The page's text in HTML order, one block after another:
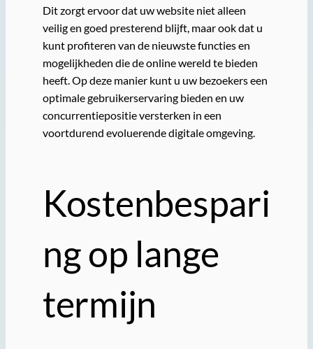
Dit zorgt ervoor dat uw website niet alleen
veilig en goed presterend blijft, maar ook dat u
kunt profiteren van de nieuwste functies en
mogelijkheden die de online wereld te bieden
heeft. Op deze manier kunt u uw bezoekers een
optimale gebruikerservaring bieden en uw
concurrentiepositie versterken in een
voortdurend evoluerende digitale omgeving.
Kostenbespari
ng op lange
termijn